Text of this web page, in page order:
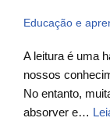
Educação e
A leitura é uma
nossos
No entanto,
absorver e…